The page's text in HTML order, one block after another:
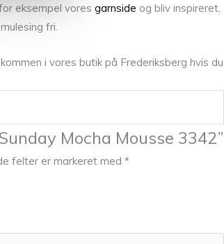
eksempel vores garnside og bliv inspireret.
fri.
i vores butik på Frederiksberg hvis du
Mocha Mousse 3342”
felter er markeret med *